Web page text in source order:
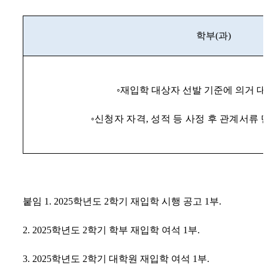
학부(과)
◦재입학 대상자 선발 기준에 의거
◦신청자 자격, 성적 등 사정 후 관계서류
붙임 1. 2025학년도 2학기 재입학 시행 공고 1 부.
2. 2025학년도 2학기 학부 재입학 여석 1 부.
3. 2025학년도 2학기 대학원 재입학 여석 1 부.